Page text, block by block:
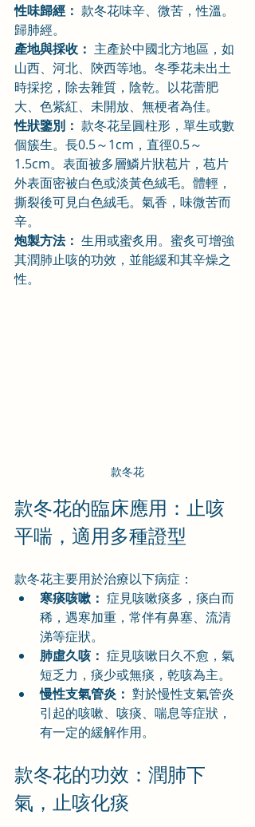
性味歸經： 款冬花味辛、微苦，性溫。
歸肺經。
產地與採收： 主產於中國北方地區，如
山西、河北、陝西等地。冬季花未出土
時採挖，除去雜質，陰乾。以花蕾肥
大、色紫紅、未開放、無梗者為佳。
性狀鑒別： 款冬花呈圓柱形，單生或數
個簇生。長0.5～1cm，直徑0.5～
1.5cm。表面被多層鱗片狀苞片，苞片
外表面密被白色或淡黃色絨毛。體輕，
撕裂後可見白色絨毛。氣香，味微苦而
辛。
炮製方法： 生用或蜜炙用。蜜炙可增強
其潤肺止咳的功效，並能緩和其辛燥之
性。
款冬花
款冬花的臨床應用：止咳
平喘，適用多種證型
款冬花主要用於治療以下病症：
寒痰咳嗽： 症見咳嗽痰多，痰白而
稀，遇寒加重，常伴有鼻塞、流清
涕等症狀。
肺虛久咳： 症見咳嗽日久不愈，氣
短乏力，痰少或無痰，乾咳為主。
慢性支氣管炎： 對於慢性支氣管炎
引起的咳嗽、咳痰、喘息等症狀，
有一定的緩解作用。
款冬花的功效：潤肺下
氣，止咳化痰